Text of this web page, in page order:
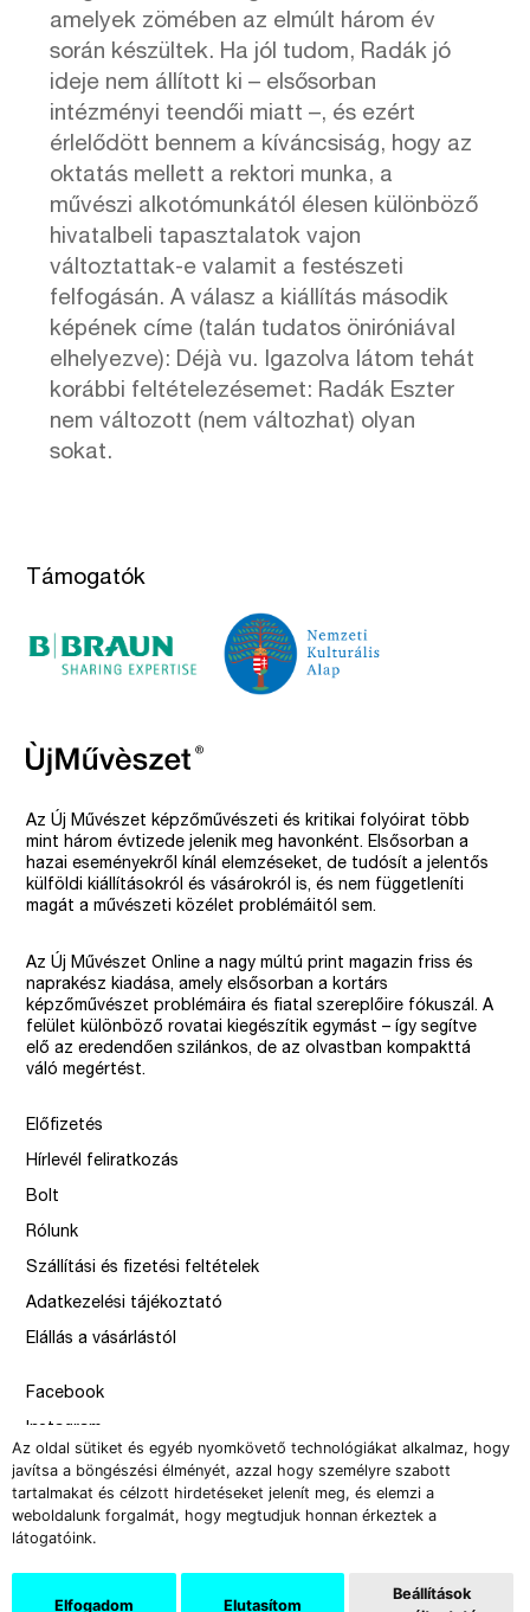
Az oldal sütiket és egyéb nyomkövető technológiákat alkalmaz, hogy
javítsa a böngészési élményét, azzal hogy személyre szabott
tartalmakat és célzott hirdetéseket jelenít meg, és elemzi a
weboldalunk forgalmát, hogy megtudjuk honnan érkeztek a
látogatóink.
Elfogadom Elutasítom
Beállítások
amelyek zömében az elmúlt három év
során készültek. Ha jól tudom, Radák jó
ideje nem állított ki – elsősorban
intézményi teendői miatt –, és ezért
érlelődött bennem a kíváncsiság, hogy az
oktatás mellett a rektori munka, a
művészi alkotómunkától élesen különböző
hivatalbeli tapasztalatok vajon
változtattak-e valamit a festészeti
felfogásán. A válasz a kiállítás második
képének címe (talán tudatos öniróniával
elhelyezve): Déjà vu. Igazolva látom tehát
korábbi feltételezésemet: Radák Eszter
nem változott (nem változhat) olyan
sokat.
Támogatók
Az Új Művészet képzőművészeti és kritikai folyóirat több
mint három évtizede jelenik meg havonként. Elsősorban a
hazai eseményekről kínál elemzéseket, de tudósít a jelentős
külföldi kiállításokról és vásárokról is, és nem függetleníti
magát a művészeti közélet problémáitól sem.
Az Új Művészet Online a nagy múltú print magazin friss és
naprakész kiadása, amely elsősorban a kortárs
képzőművészet problémáira és fiatal szereplőire fókuszál. A
felület különböző rovatai kiegészítik egymást – így segítve
elő az eredendően szilánkos, de az olvastban kompakttá
váló megértést.
Előfizetés
Hírlevél feliratkozás
Bolt
Rólunk
Szállítási és fizetési feltételek
Adatkezelési tájékoztató
Elállás a vásárlástól
Facebook
Instagram
Issue
–
design by Solymosi Mór, Sirbik Attila
webbyzolka